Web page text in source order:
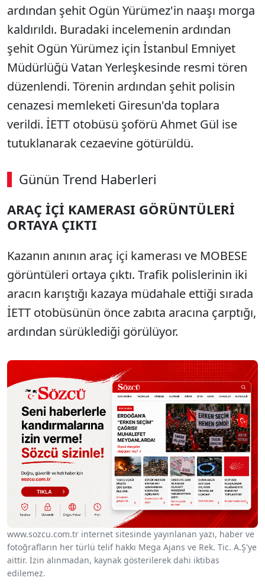
ardından şehit Ogün Yürümez'in naaşı morga
kaldırıldı. Buradaki incelemenin ardından
şehit Ogün Yürümez için İstanbul Emniyet
Müdürlüğü Vatan Yerleşkesinde resmi tören
düzenlendi. Törenin ardından şehit polisin
cenazesi memleketi Giresun'da toplara
verildi. İETT otobüsü şoförü Ahmet Gül ise
tutuklanarak cezaevine götürüldü.
Günün Trend Haberleri
ARAÇ İÇİ KAMERASI GÖRÜNTÜLERİ
ORTAYA ÇIKTI
Kazanın anının araç içi kamerası ve MOBESE
görüntüleri ortaya çıktı. Trafik polislerinin iki
aracın karıştığı kazaya müdahale ettiği sırada
İETT otobüsünün önce zabıta aracına çarptığı,
ardından sürüklediği görülüyor.
www.sozcu.com.tr internet sitesinde yayınlanan yazı, haber ve
fotoğrafların her türlü telif hakkı Mega Ajans ve Rek. Tic. A.Ş'ye
aittir. İzin alınmadan, kaynak gösterilerek dahi iktibas
edilemez.